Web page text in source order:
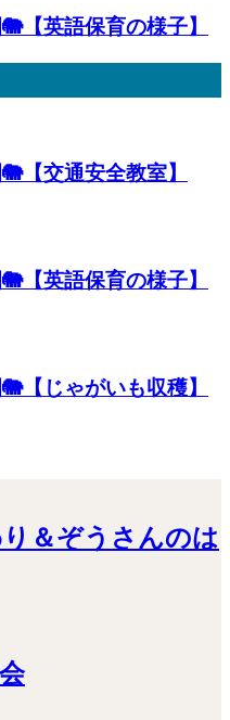
【英語保育の様子】
【交通安全教室】
【英語保育の様子】
【じゃがいも収穫】
＆ぞうさんのは